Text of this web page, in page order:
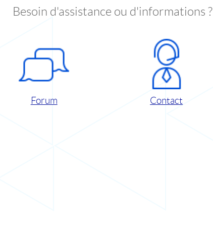
Besoin d'assistance ou d'informations ?
Forum Contact